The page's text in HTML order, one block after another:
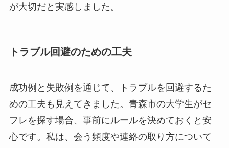
が大切だと実感しました。
トラブル回避のための工夫
成功例と失敗例を通じて、トラブルを回避するた
めの工夫も見えてきました。青森市の大学生がセ
フレを探す場合、事前にルールを決めておくと安
心です。私は、会う頻度や連絡の取り方について